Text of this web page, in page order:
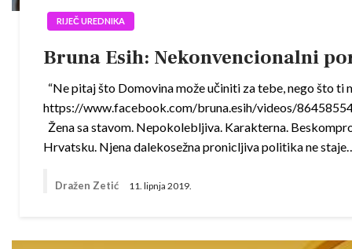
RIJEČ UREDNIKA
Bruna Esih: Nekonvencionalni
“Ne pitaj što Domovina može učiniti za tebe, nego što ti
https://www.facebook.com/bruna.esih/videos/
Žena sa stavom. Nepokolebljiva. Karakterna.
Hrvatsku. Njena dalekosežna pronicljiva politika ne
Dražen Zetić 11. lipnja 2019.